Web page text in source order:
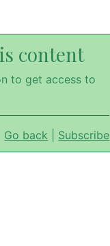
content
to get access to
Go back Subscribe